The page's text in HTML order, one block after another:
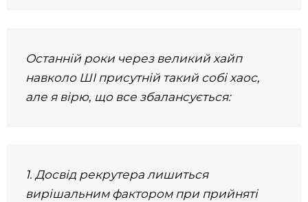
Останній роки через великий хайп
навколо ШІ присутній такий собі хаос,
але я вірю, що все збалансується:
1. Досвід рекрутера лишиться
вирішальним фактором при прийняті